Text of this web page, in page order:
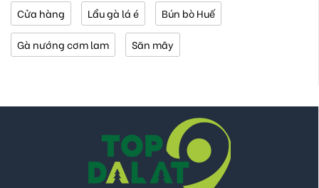
Cửa hàng Lẩu gà lá é Bún bò Huế
Gà nướng cơm lam Săn mây